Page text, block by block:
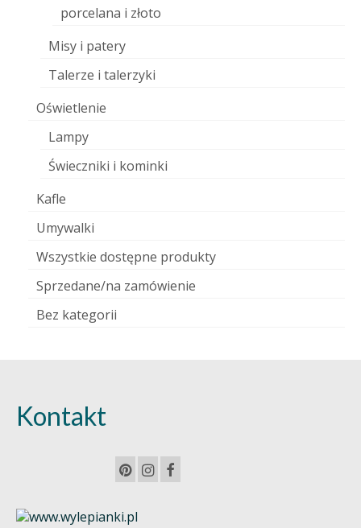
porcelana i złoto
Misy i patery
Talerze i talerzyki
Oświetlenie
Lampy
Świeczniki i kominki
Kafle
Umywalki
Wszystkie dostępne produkty
Sprzedane/na zamówienie
Bez kategorii
Kontakt